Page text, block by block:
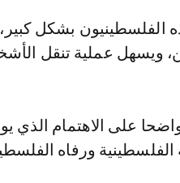
الفلسطينيون بشكل
ويسهل عملية تنقل
على الاهتمام الذي
ورفاه